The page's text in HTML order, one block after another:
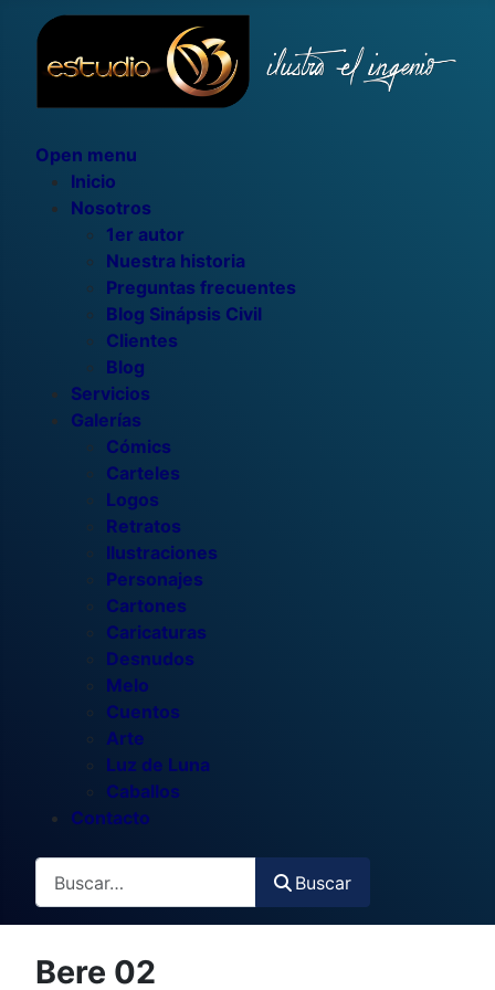
Open menu
Inicio
Nosotros
1er autor
Nuestra historia
Preguntas frecuentes
Blog Sinápsis Civil
Clientes
Blog
Servicios
Galerías
Cómics
Carteles
Logos
Retratos
Ilustraciones
Personajes
Cartones
Caricaturas
Desnudos
Melo
Cuentos
Arte
Luz de Luna
Caballos
Contacto
Buscar
Buscar
Bere 02